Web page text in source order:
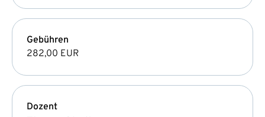
Gebühren
282,00 EUR
Dozent